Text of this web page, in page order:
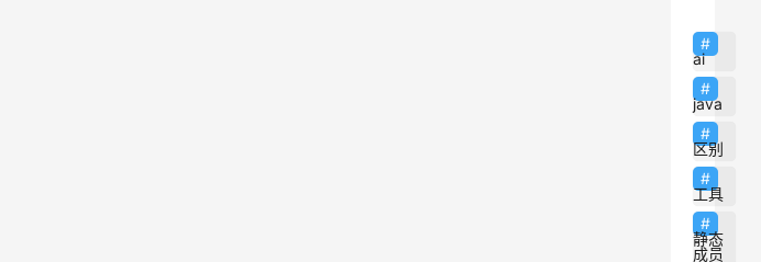
ai
java
区别
工具
静态
成员